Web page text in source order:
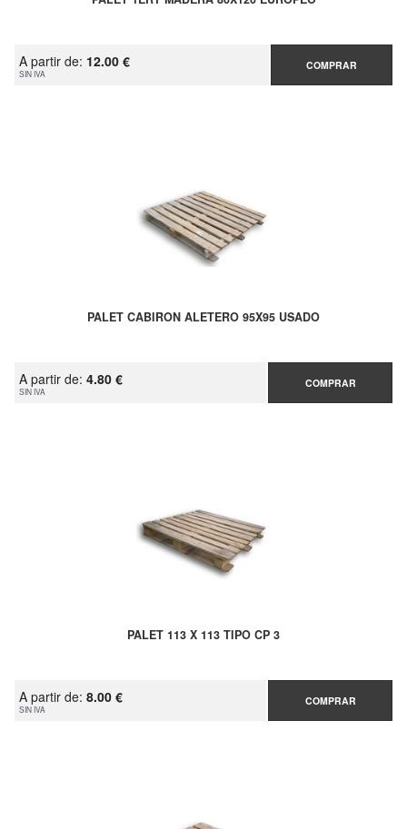
A partir de: 12.00 €
SIN IVA
COMPRAR
PALET CABIRON ALETERO 95X95 USADO
A partir de: 4.80 €
SIN IVA
COMPRAR
PALET 113 X 113 TIPO CP 3
A partir de: 8.00 €
SIN IVA
COMPRAR